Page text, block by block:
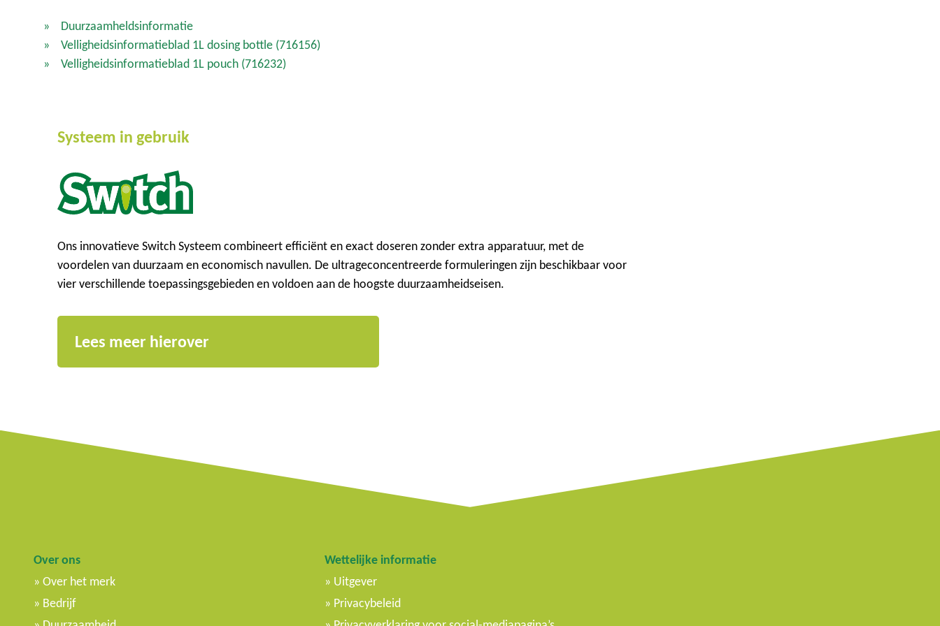
Duurzaamheldsinformatie
Velligheidsinformatieblad 1L dosing bottle (716156)
Velligheidsinformatieblad 1L pouch (716232)
Systeem in gebruik
Ons innovatieve Switch Systeem combineert efficiënt en exact doseren zonder extra apparatuur, met de
voordelen van duurzaam en economisch navullen. De ultrageconcentreerde formuleringen zijn beschikbaar voor
vier verschillende toepassingsgebieden en voldoen aan de hoogste duurzaamheidseisen.
Lees meer hierover
Over ons
Over het merk
Bedrijf
Wettelijke informatie
Uitgever
Privacybeleid